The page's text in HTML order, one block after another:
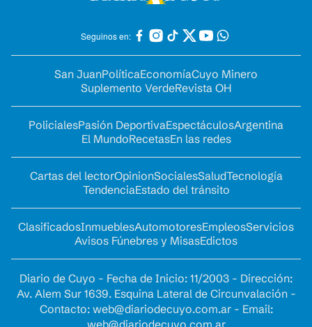
Seguinos en:
San JuanPolíticaEconomíaCuyo Minero
Suplemento VerdeRevista OH
PolicialesPasión DeportivaEspectáculosArgentina
El MundoRecetasEn las redes
Cartas del lectorOpinionSocialesSaludTecnología
TendenciaEstado del tránsito
ClasificadosInmueblesAutomotoresEmpleosServicios
Avisos Fúnebres y MisasEdictos
Diario de Cuyo - Fecha de Inicio: 11/2003 - Dirección:
Av. Alem Sur 1639. Esquina Lateral de Circunvalación -
Contacto: web@diariodecuyo.com.ar- Email: